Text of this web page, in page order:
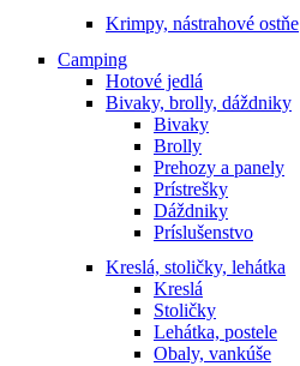
Krimpy, nástrahové ostňe
Camping
Hotové jedlá
Bivaky, brolly, dáždniky
Bivaky
Brolly
Prehozy a panely
Prístrešky
Dáždniky
Príslušenstvo
Kreslá, stoličky, lehátka
Kreslá
Stoličky
Lehátka, postele
Obaly, vankúše